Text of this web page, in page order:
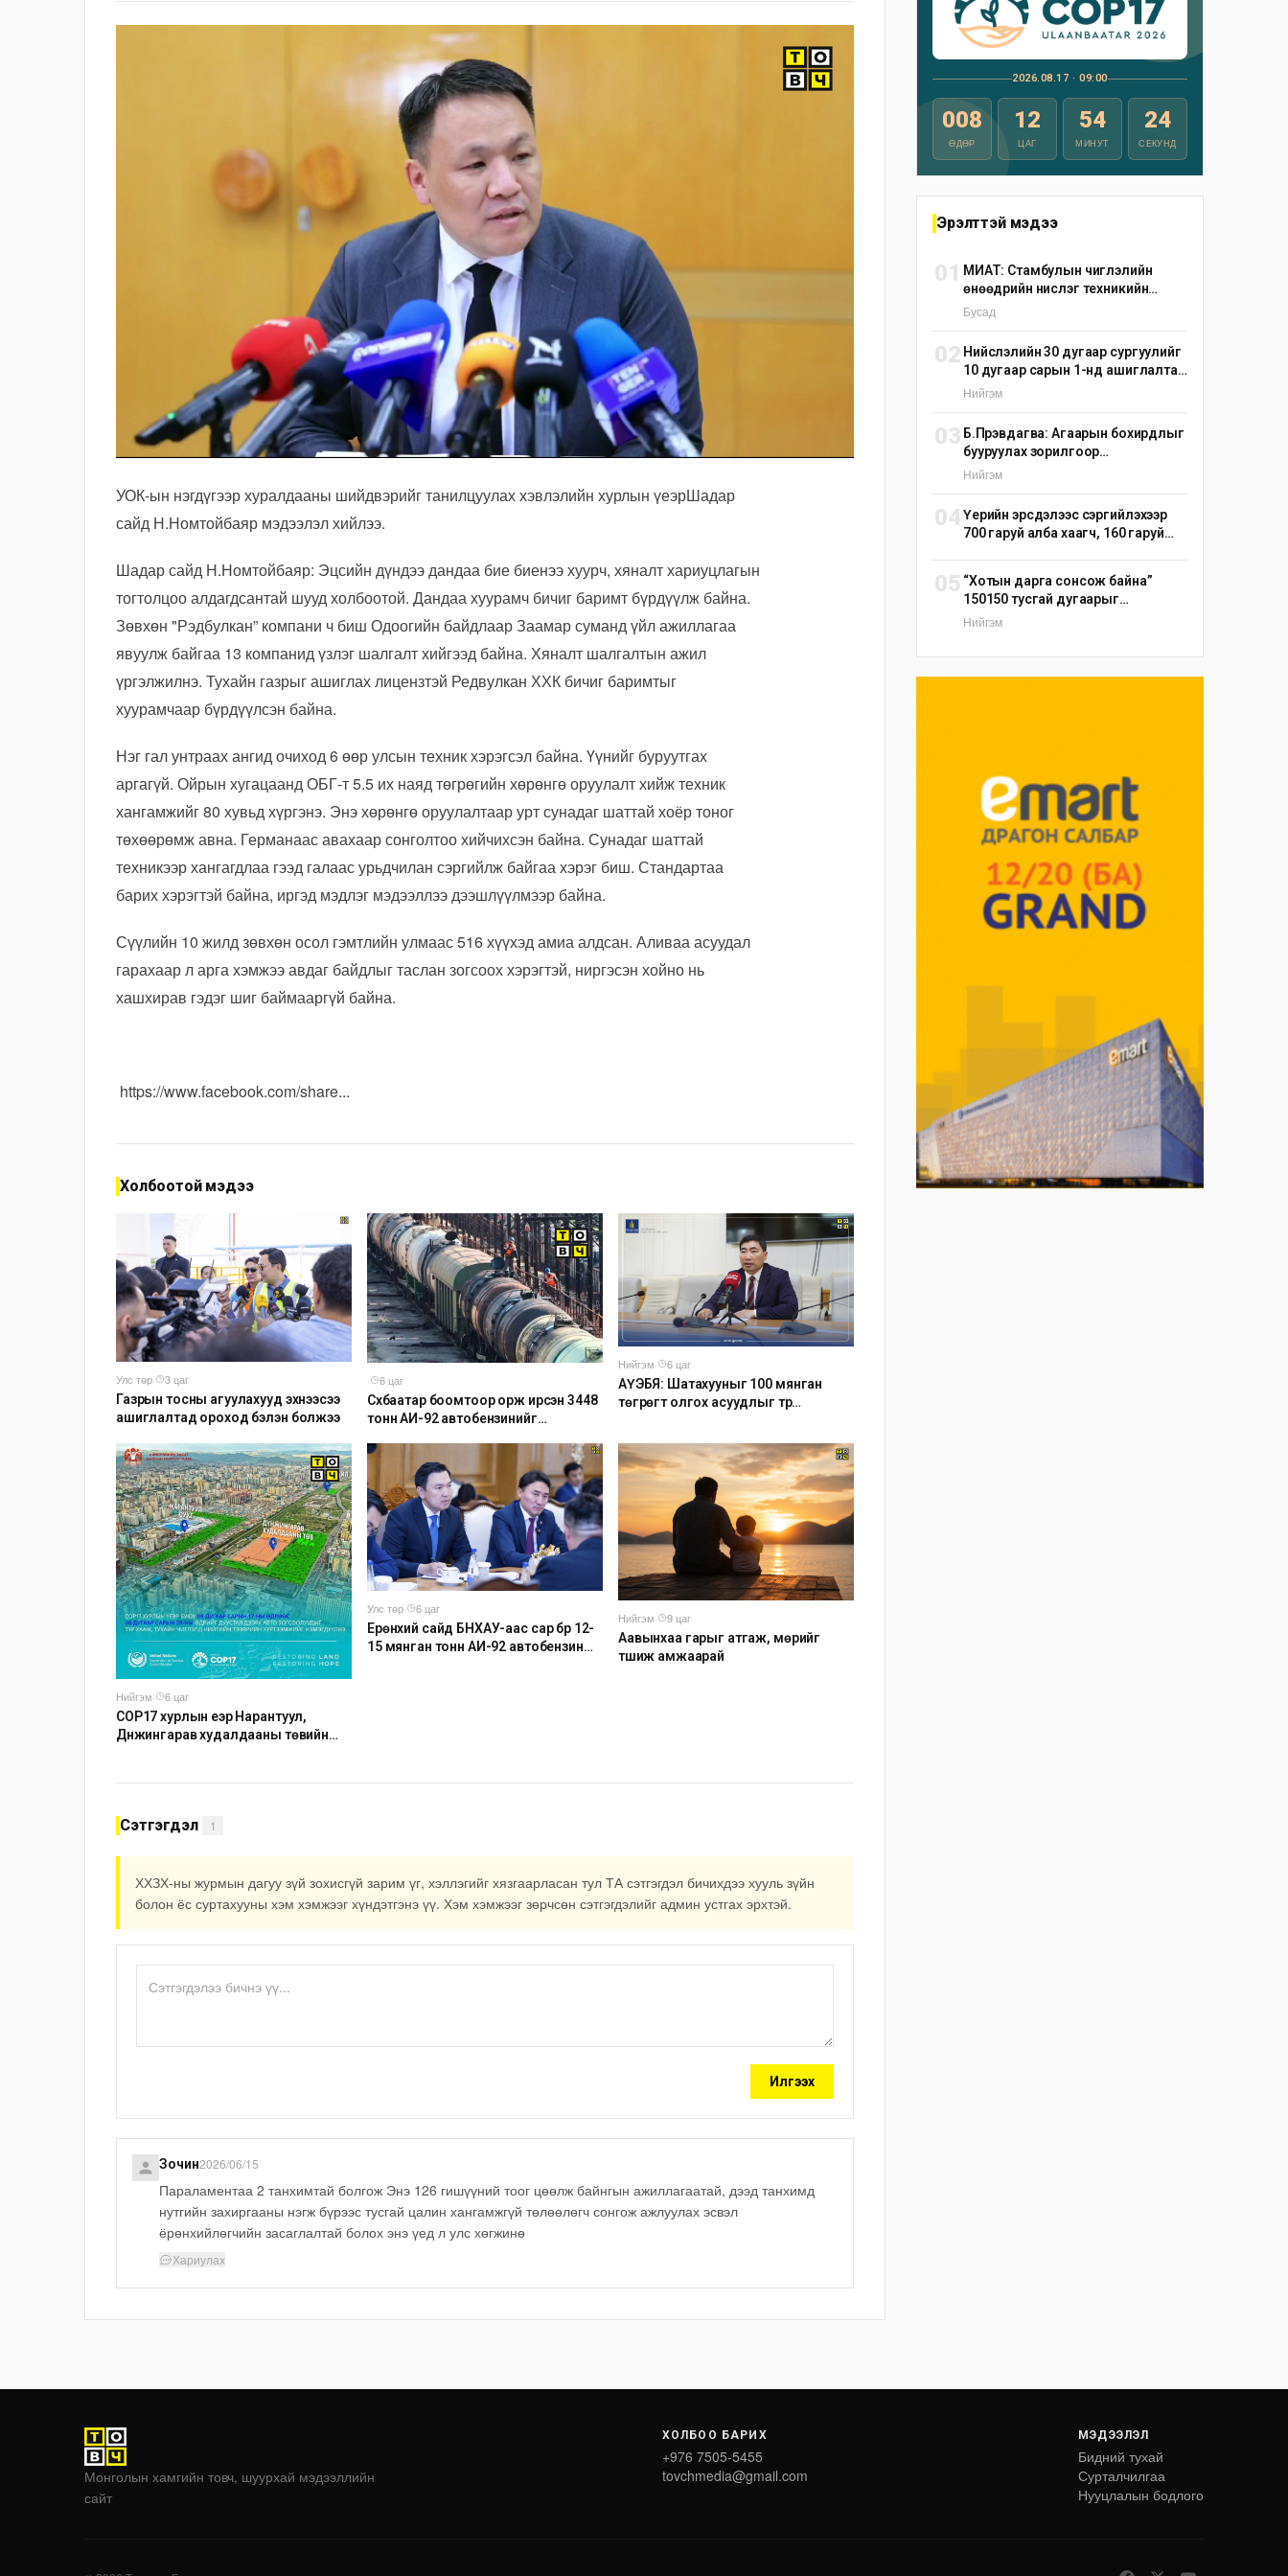
УОК-ын нэгдүгээр хуралдааны шийдвэрийг танилцуулах хэвлэлийн хурлын үеэрШадар
сайд Н.Номтойбаяр мэдээлэл хийлээ.
Шадар сайд Н.Номтойбаяр: Эцсийн дүндээ дандаа бие биенээ хуурч, хяналт хариуцлагын
тогтолцоо алдагдсантай шууд холбоотой. Дандаа хуурамч бичиг баримт бүрдүүлж байна.
Зөвхөн "Рэдбулкан” компани ч биш Одоогийн байдлаар Заамар суманд үйл ажиллагаа
явуулж байгаа 13 компанид үзлэг шалгалт хийгээд байна. Хяналт шалгалтын ажил
үргэлжилнэ. Тухайн газрыг ашиглах лицензтэй Редвулкан ХХК бичиг баримтыг
хуурамчаар бүрдүүлсэн байна.
Нэг гал унтраах ангид очиход 6 өөр улсын техник хэрэгсэл байна. Үүнийг буруутгах
аргагүй. Ойрын хугацаанд ОБГ-т 5.5 их наяд төгрөгийн хөрөнгө оруулалт хийж техник
хангамжийг 80 хувьд хүргэнэ. Энэ хөрөнгө оруулалтаар урт сунадаг шаттай хоёр тоног
төхөөрөмж авна. Германаас авахаар сонголтоо хийчихсэн байна. Сунадаг шаттай
техникээр хангагдлаа гээд галаас урьдчилан сэргийлж байгаа хэрэг биш. Стандартаа
барих хэрэгтэй байна, иргэд мэдлэг мэдээллээ дээшлүүлмээр байна.
Сүүлийн 10 жилд зөвхөн осол гэмтлийн улмаас 516 хүүхэд амиа алдсан. Аливаа асуудал
гарахаар л арга хэмжээ авдаг байдлыг таслан зогсоох хэрэгтэй, ниргэсэн хойно нь
хашхирав гэдэг шиг баймааргүй байна.
https://www.facebook.com/share...
Холбоотой мэдээ
Улс төр·
3 цаг
Газрын тосны агуулахууд эхнээсээ
ашиглалтад ороход бэлэн болжээ
·
6 цаг
Сүхбаатар боомтоор орж ирсэн 3448
тонн АИ-92 автобензинийг
зохион байгуулж байна
Нийгэм·
6 цаг
АҮЭБЯ: Шатахууныг 100 мянган
төгрөгт олгох асуудлыг түр
Нийгэм·
6 цаг
COP17 хурлын үеэр Нарантуул,
Дүнжингарав худалдааны төвийн
Улс төр·
6 цаг
Ерөнхий сайд БНХАУ-аас сар бүр 12-
15 мянган тонн АИ-92 автобензин
Нийгэм·
9 цаг
Аавынхаа гарыг атгаж, мөрийг
түшиж амжаарай
Сэтгэгдэл 1
ХХЗХ-ны журмын дагуу зүй зохисгүй зарим үг, хэллэгийг хязгаарласан тул ТА сэтгэгдэл бичихдээ хууль зүйн
болон ёс суртахууны хэм хэмжээг хүндэтгэнэ үү. Хэм хэмжээг зөрчсөн сэтгэгдэлийг админ устгах эрхтэй.
Илгээх
Зочин2026/06/15
Параламентаа 2 танхимтай болгож Энэ 126 гишүүний тоог цөөлж байнгын ажиллагаатай, дээд танхимд
нутгийн захиргааны нэгж бүрээс тусгай цалин хангамжгүй төлөөлөгч сонгож ажлуулах эсвэл
ёрөнхийлөгчийн засаглалтай болох энэ үед л улс хөгжинө
Хариулах
2026.08.17 · 09:00
008
ӨДӨР
12
ЦАГ
54
МИНУТ
23
СЕКУНД
Эрэлттэй мэдээ
01 МИАТ: Стамбулын чиглэлийн
өнөөдрийн нислэг техникийн
шалтгаанаар цуцлагдлаа
Бусад
02 Нийслэлийн 30 дугаар сургуулийг
10 дугаар сарын 1-нд ашиглалтад
оруулна
Нийгэм
03 Б.Пүрэвдагва: Агаарын бохирдлыг
бууруулах зорилгоор
эрдэнэшишийн барьцалдуулагч
Нийгэм
04Үерийн эрсдэлээс сэргийлэхээр
700 гаруй алба хаагч, 160 гаруй
05 “Хотын дарга сонсож байна”
150150 тусгай дугаарыг
наймдугаар сарын 14-нөөс
Нийгэм
Монголын хамгийн товч, шуурхай мэдээллийн
сайт
ХОЛБОО БАРИХ
+976 7505-5455
tovchmedia@gmail.com
МЭДЭЭЛЭЛ
Бидний тухай
Сурталчилгаа
Нууцлалын бодлого